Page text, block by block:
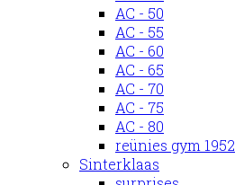
AC - 50
AC - 55
AC - 60
AC - 65
AC - 70
AC - 75
AC - 80
reünies gym 1952
Sinterklaas